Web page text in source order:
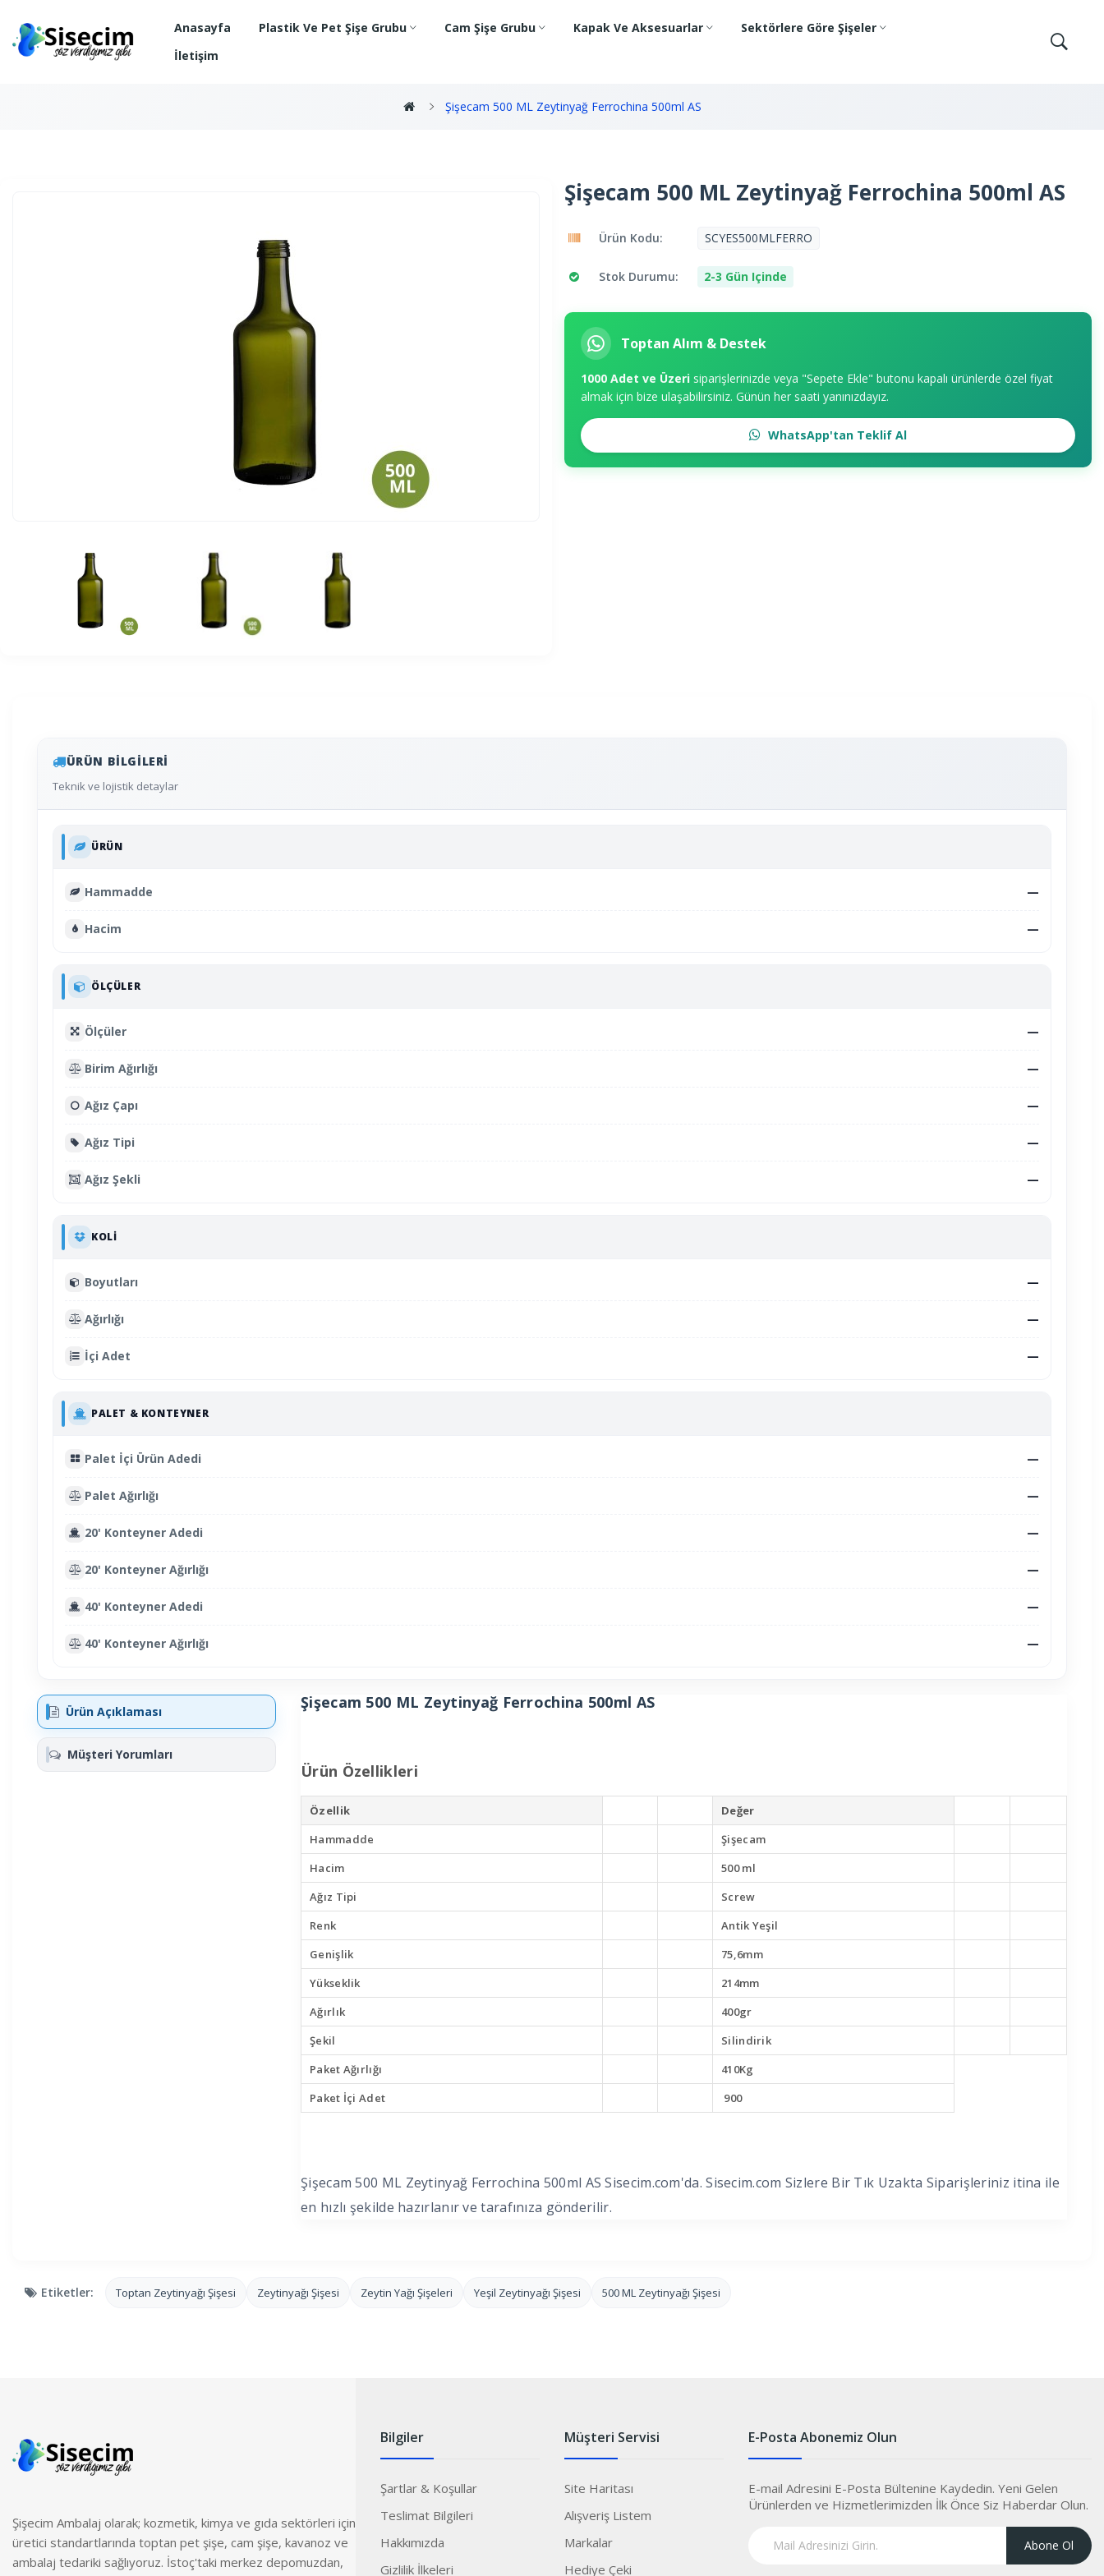
Anasayfa Plastik Ve Pet Şişe Grubu Cam Şişe Grubu Kapak Ve Aksesuarlar
Sektörlere Göre Şişeler
İletişim
Şişecam 500 ML Zeytinyağ Ferrochina 500ml AS
Şişecam 500 ML Zeytinyağ Ferrochina 500ml AS
Ürün Kodu: SCYES500MLFERRO
Stok Durumu: 2-3 Gün Içinde
Toptan Alım & Destek
1000 Adet ve Üzeri siparişlerinizde veya "Sepete Ekle" butonu kapalı ürünlerde özel fiyat
almak için bize ulaşabilirsiniz. Günün her saati yanınızdayız.
WhatsApp'tan Teklif Al
ÜRÜN BILGILERI
Teknik ve lojistik detaylar
ÜRÜN
Hammadde —
Hacim —
ÖLÇÜLER
Ölçüler —
Birim Ağırlığı —
Ağız Çapı —
Ağız Tipi —
Ağız Şekli —
KOLI
Boyutları —
Ağırlığı —
İçi Adet —
PALET & KONTEYNER
Palet İçi Ürün Adedi —
Palet Ağırlığı —
20' Konteyner Adedi —
20' Konteyner Ağırlığı —
40' Konteyner Adedi —
40' Konteyner Ağırlığı —
Ürün Açıklaması
Müşteri Yorumları
Şişecam 500 ML Zeytinyağ Ferrochina 500ml AS
Ürün Özellikleri
Özellik
Değer
Hammadde
Şişecam
Hacim
500 ml
Ağız Tipi
Screw
Renk
Antik Yeşil
Genişlik
75,6mm
Yükseklik
214mm
Ağırlık
400gr
Şekil
Silindirik
Paket Ağırlığı
410Kg
Paket İçi Adet
900
Şişecam 500 ML Zeytinyağ Ferrochina 500ml AS Sisecim.com'da. Sisecim.com Sizlere Bir Tık Uzakta Siparişleriniz itina ile
en hızlı şekilde hazırlanır ve tarafınıza gönderilir.
Etiketler: Toptan Zeytinyağı Şişesi Zeytinyağı Şişesi Zeytin Yağı Şişeleri Yeşil Zeytinyağı Şişesi 500 ML Zeytinyağı Şişesi
Şişecim Ambalaj olarak; kozmetik, kimya ve gıda sektörleri için
üretici standartlarında toptan pet şişe, cam şişe, kavanoz ve
ambalaj tedariki sağlıyoruz. İstoç'taki merkez depomuzdan,
Bilgiler
Şartlar & Koşullar
Teslimat Bilgileri
Hakkımızda
Gizlilik İlkeleri
Müşteri Servisi
Site Haritası
Alışveriş Listem
Markalar
Hediye Çeki
E-Posta Abonemiz Olun
E-mail Adresini E-Posta Bültenine Kaydedin. Yeni Gelen
Ürünlerden ve Hizmetlerimizden İlk Önce Siz Haberdar Olun.
Abone Ol